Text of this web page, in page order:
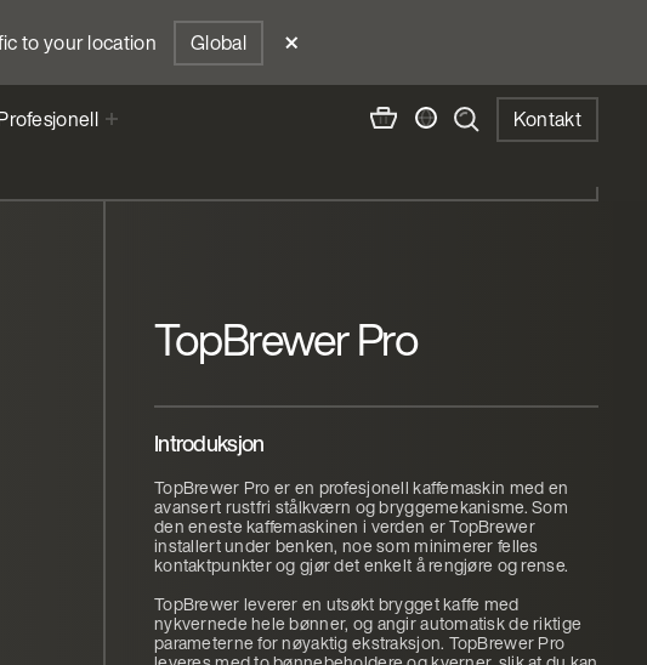
to your location Global
Kontakt
TopBrewer Pro
Introduksjon
TopBrewer Pro er en profesjonell kaffemaskin med en
avansert rustfri stålkværn og bryggemekanisme. Som
den eneste kaffemaskinen i verden er TopBrewer
installert under benken, noe som minimerer felles
kontaktpunkter og gjør det enkelt å rengjøre og rense.
TopBrewer leverer en utsøkt brygget kaffe med
nykvernede hele bønner, og angir automatisk de riktige
parameterne for nøyaktig ekstraksjon. TopBrewer Pro